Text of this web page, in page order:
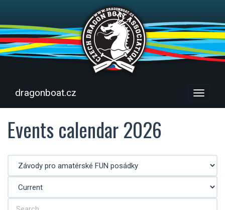
Menu
dragonboat.cz
Events calendar 2026